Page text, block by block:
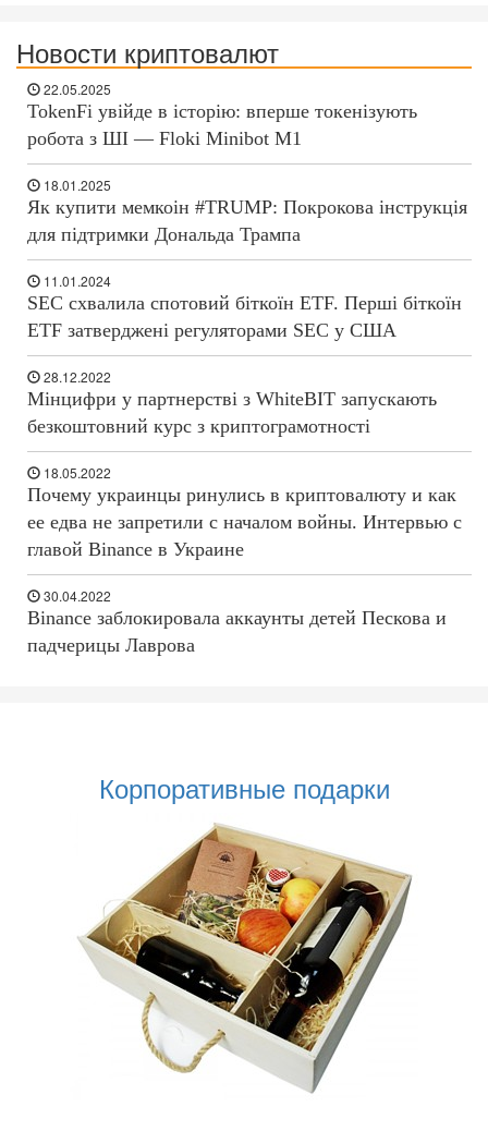
Новости криптовалют
22.05.2025
TokenFi увійде в історію: вперше токенізують
робота з ШІ — Floki Minibot M1
18.01.2025
Як купити мемкоін #TRUMP: Покрокова інструкція
для підтримки Дональда Трампа
11.01.2024
SEC схвалила спотовий біткоїн ETF. Перші біткоїн
ETF затверджені регуляторами SEC у США
28.12.2022
Мінцифри у партнерстві з WhiteBIT запускають
безкоштовний курс з криптограмотності
18.05.2022
Почему украинцы ринулись в криптовалюту и как
ее едва не запретили с началом войны. Интервью с
главой Binance в Украине
30.04.2022
Binance заблокировала аккаунты детей Пескова и
падчерицы Лаврова
Корпоративные подарки